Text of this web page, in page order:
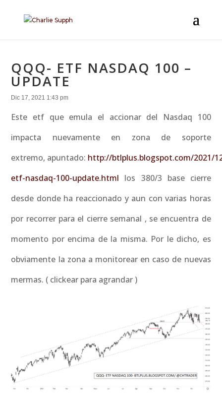
QQQ- ETF NASDAQ 100 –
UPDATE
Dic 17, 2021 1:43 pm
Este etf que emula el accionar del Nasdaq 100
impacta nuevamente en zona de soporte
extremo, apuntado: http://btlplus.blogspot.com/2021/
etf-nasdaq-100-update.html los 380/3 base cierre
desde donde ha reaccionado y aun con varias horas
por recorrer para el cierre semanal , se encuentra de
momento por encima de la misma. Por le dicho, es
obviamente la zona a monitorear en caso de nuevas
mermas. ( clickear para agrandar )